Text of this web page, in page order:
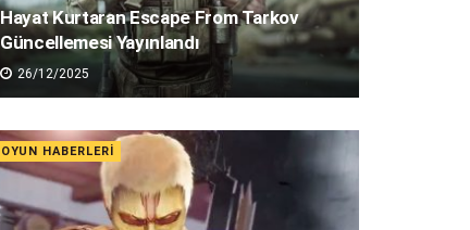
Hayat Kurtaran Escape From Tarkov
Güncellemesi Yayınlandı
26/12/2025
OYUN HABERLERI